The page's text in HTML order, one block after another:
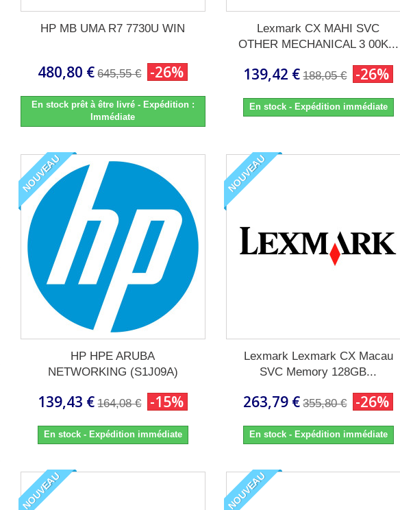
HP MB UMA R7 7730U WIN
480,80 € 645,55 € -26%
En stock prêt à être livré - Expédition :
Immédiate
Lexmark CX MAHI SVC
OTHER MECHANICAL 3 00K...
139,42 € 188,05 € -26%
En stock - Expédition immédiate
NOUVEAU
HP HPE ARUBA
NETWORKING (S1J09A)
139,43 € 164,08 € -15%
En stock - Expédition immédiate
NOUVEAU
Lexmark Lexmark CX Macau
SVC Memory 128GB...
263,79 € 355,80 € -26%
En stock - Expédition immédiate
NOUVEAU NOUVEAU